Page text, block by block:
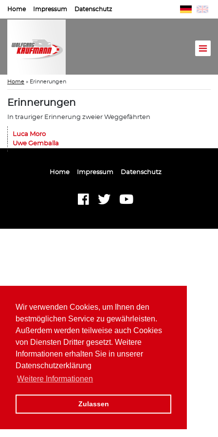
Wir verwenden Cookies, um Ihnen den
bestmöglichen Service zu gewährleisten.
Außerdem werden teilweise auch Cookies
von Diensten Dritter gesetzt. Weitere
Informationen erhalten Sie in unserer
Datenschutzerklärung
Weitere Informationen
Zulassen
Home Impressum Datenschutz
Home » Erinnerungen
Erinnerungen
In trauriger Erinnerung zweier Weggefährten
Luca Moro
Uwe Gemballa
Home Impressum Datenschutz